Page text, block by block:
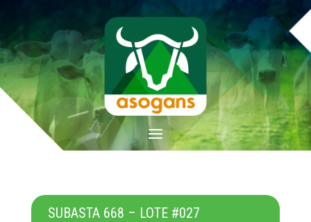
SUBASTA 668 – LOTE #027